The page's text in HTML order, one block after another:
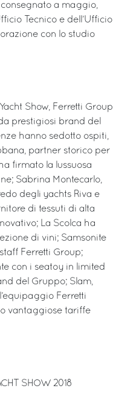
a maggio,
Tecnico e dell’Ufficio
con lo studio
Show, Ferretti Group
prestigiosi brand del
hanno sedotto ospiti,
partner storico per
firmato la lussuosa
Sabrina Montecarlo,
degli yachts Riva e
di tessuti di alta
La Scolca ha
di vini; Samsonite
Ferretti Group;
con i seatoy in limited
del Gruppo; Slam,
Ferretti
vantaggiose tariffe
SHOW 2018